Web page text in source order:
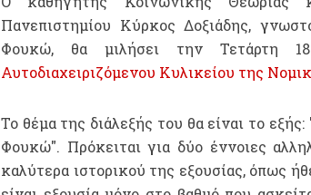
Πανεπιστημίου Κύρκος Δοξιάδης,
Φουκώ, θα μιλήσει την Τετάρτη
Αυτοδιαχειριζόμενου Κυλικείου της
Το θέμα της διάλεξής του θα είναι το
Φουκώ". Πρόκειται για δύο έννοιες
καλύτερα ιστορικού της εξουσίας, όπως